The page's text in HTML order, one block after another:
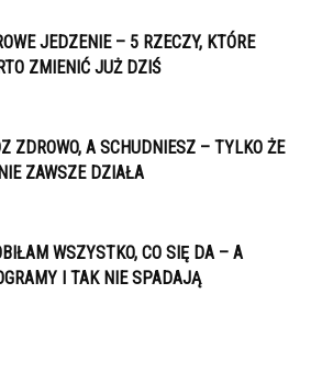
JEDZENIE – 5 RZECZY, KTÓRE
ZMIENIĆ JUŻ DZIŚ
ZDROWO, A SCHUDNIESZ – TYLKO ŻE
ZAWSZE DZIAŁA
WSZYSTKO, CO SIĘ DA – A
I TAK NIE SPADAJĄ